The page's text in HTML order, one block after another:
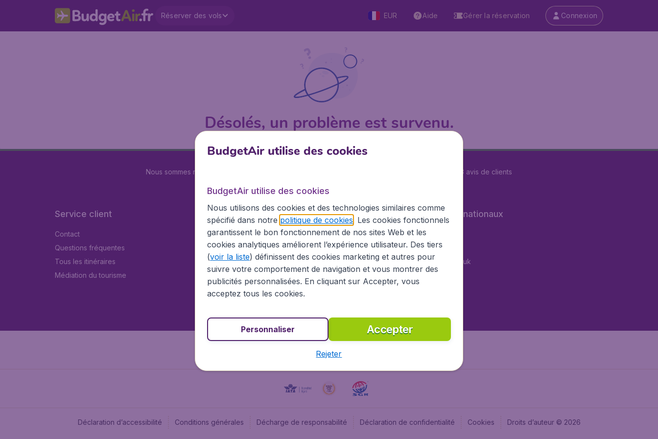
Réserver des vols EUR Aide Gérer la réservation Connexion
Désolés, un problème est survenu.
Nous sommes notés 29573 avis de clients
Service client
Contact
Questions fréquentes
Tous les itinéraires
Médiation du tourisme
BudgetAir.fr
À propos
Information Légale
Carrières
Devenez partenaire
Vols pas chers
Sites internationaux
BudgetAir.es
BudgetAir.it
BudgetAir.co.uk
Déclaration d’accessibilité Conditions générales Décharge de responsabilité Déclaration de confidentialité Cookies Droits d’auteur © 2026
BudgetAir utilise des cookies
BudgetAir utilise des cookies
Nous utilisons des cookies et des technologies similaires comme
spécifié dans notre politique de cookies . Les cookies fonctionnels
garantissent le bon fonctionnement de nos sites Web et les
cookies analytiques améliorent l’expérience utilisateur. Des tiers
(voir la liste) définissent des cookies marketing et autres pour
suivre votre comportement de navigation et vous montrer des
publicités personnalisées. En cliquant sur Accepter, vous
acceptez tous les cookies.
Accepter
Personnaliser
Rejeter